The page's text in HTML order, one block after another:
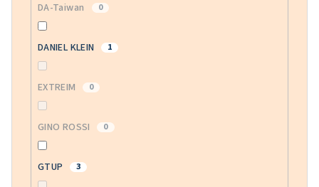
DA-Taiwan 0
DANIEL KLEIN 1
EXTREIM 0
GINO ROSSI 0
GTUP 3